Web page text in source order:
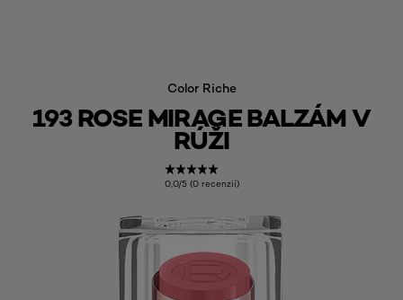
Color Riche
193 ROSE MIRAGE BALZÁM V
RÚŽI
0,0/5 (0 recenzií)